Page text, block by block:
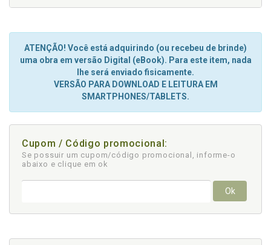
ATENÇÃO! Você está adquirindo (ou recebeu de brinde)
uma obra em versão Digital (eBook). Para este item, nada
lhe será enviado fisicamente.
VERSÃO PARA DOWNLOAD E LEITURA EM
SMARTPHONES/TABLETS.
Cupom / Código promocional:
Se possuir um cupom/código promocional, informe-o
abaixo e clique em ok
Ok